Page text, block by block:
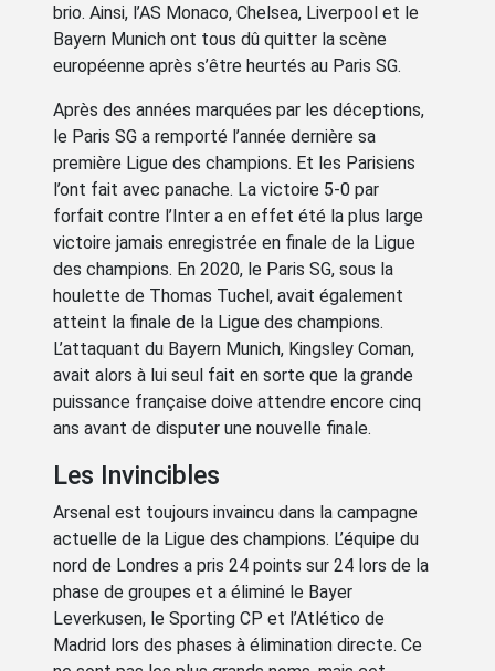
brio. Ainsi, l’AS Monaco, Chelsea, Liverpool et le
Bayern Munich ont tous dû quitter la scène
européenne après s’être heurtés au Paris SG.
Après des années marquées par les déceptions,
le Paris SG a remporté l’année dernière sa
première Ligue des champions. Et les Parisiens
l’ont fait avec panache. La victoire 5-0 par
forfait contre l’Inter a en effet été la plus large
victoire jamais enregistrée en finale de la Ligue
des champions. En 2020, le Paris SG, sous la
houlette de Thomas Tuchel, avait également
atteint la finale de la Ligue des champions.
L’attaquant du Bayern Munich, Kingsley Coman,
avait alors à lui seul fait en sorte que la grande
puissance française doive attendre encore cinq
ans avant de disputer une nouvelle finale.
Les Invincibles
Arsenal est toujours invaincu dans la campagne
actuelle de la Ligue des champions. L’équipe du
nord de Londres a pris 24 points sur 24 lors de la
phase de groupes et a éliminé le Bayer
Leverkusen, le Sporting CP et l’Atlético de
Madrid lors des phases à élimination directe. Ce